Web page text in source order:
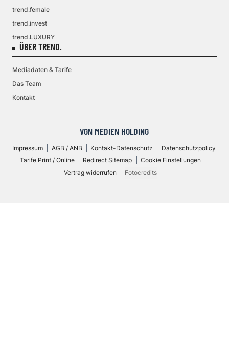
trend.female
trend.invest
trend.LUXURY
ÜBER TREND.
Mediadaten & Tarife
Das Team
Kontakt
VGN MEDIEN HOLDING
Impressum AGB / ANB Kontakt-Datenschutz
Datenschutzpolicy
Tarife Print / Online
Redirect Sitemap
Cookie Einstellungen
Vertrag widerrufen
Fotocredits